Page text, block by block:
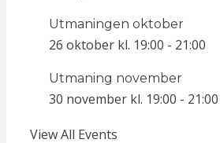
Utmaningen oktober
26 oktober kl. 19:00 - 21:00
Utmaning november
30 november kl. 19:00 - 21:00
View All Events